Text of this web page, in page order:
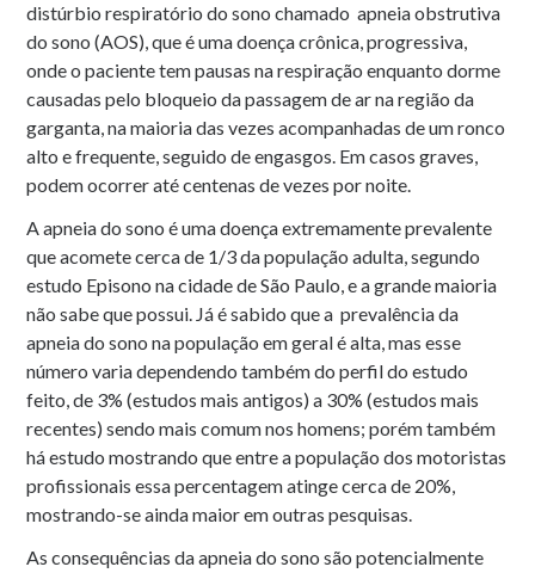
distúrbio respiratório do sono chamado apneia obstrutiva
do sono (AOS), que é uma doença crônica, progressiva,
onde o paciente tem pausas na respiração enquanto dorme
causadas pelo bloqueio da passagem de ar na região da
garganta, na maioria das vezes acompanhadas de um ronco
alto e frequente, seguido de engasgos. Em casos graves,
podem ocorrer até centenas de vezes por noite.
A apneia do sono é uma doença extremamente prevalente
que acomete cerca de 1/3 da população adulta, segundo
estudo Episono na cidade de São Paulo, e a grande maioria
não sabe que possui. Já é sabido que a prevalência da
apneia do sono na população em geral é alta, mas esse
número varia dependendo também do perfil do estudo
feito, de 3% (estudos mais antigos) a 30% (estudos mais
recentes) sendo mais comum nos homens; porém também
há estudo mostrando que entre a população dos motoristas
profissionais essa percentagem atinge cerca de 20%,
mostrando-se ainda maior em outras pesquisas.
As consequências da apneia do sono são potencialmente